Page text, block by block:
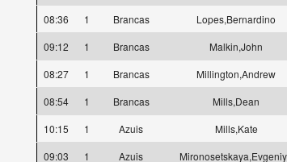
08:36
1 Brancas Lopes,Bernardino
09:12
1 Brancas Malkin,John
08:27
1 Brancas Millington,Andrew
08:54
1 Brancas Mills,Dean
10:15
1 Azuis Mills,Kate
09:03
1 Azuis